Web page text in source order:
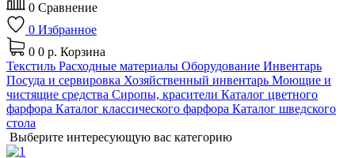
0 Сравнение
0 Избранное
0 0 р. Корзина
Текстиль Расходные материалы Оборудование Инвентарь
Посуда и сервировка Хозяйственный инвентарь Моющие и
чистящие средства Сиропы, красители Каталог цветного
фарфора Каталог классического фарфора Каталог шведского
стола
Выберите интересующую вас категорию